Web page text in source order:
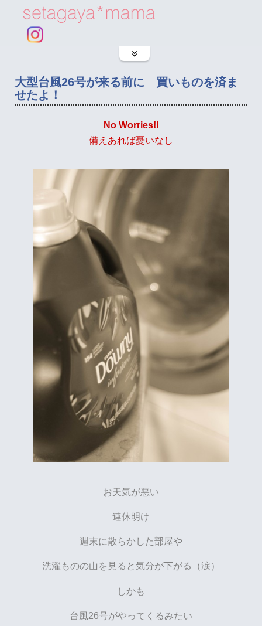
大型台風26号が来る前に 買いものを済ま
せたよ！
No Worries!!
備えあれば憂いなし
お天気が悪い
連休明け
週末に散らかした部屋や
洗濯ものの山を見ると気分が下がる（涙）
しかも
台風26号がやってくるみたい